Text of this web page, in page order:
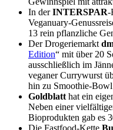
In derINTERSPAR-
Veganuary-
13 rein pflanzliche
Der Drogeriemarkt
Edition“ mit über 20
ausschließlich im
veganer Currywurst
hin zu Smoothie-Bowl
Goldblatt hat ein
Neben einer
Bioprodukten gab es
Die Fastfood-Kette